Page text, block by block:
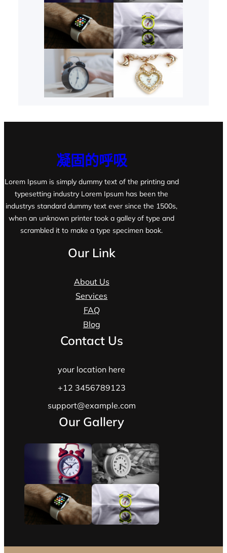
凝固的呼吸
Lorem Ipsum is simply dummy text of the printing and
typesetting industry Lorem Ipsum has been the
industrys standard dummy text ever since the 1500s,
when an unknown printer took a galley of type and
scrambled it to make a type specimen book.
Our Link
About Us
Services
FAQ
Blog
Contact Us
your location here
+12 3456789123
support@example.com
Our Gallery